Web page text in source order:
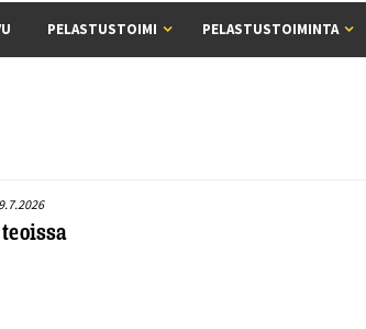
PELASTUSTOIMI PELASTUSTOIMINTA
9.7.2026